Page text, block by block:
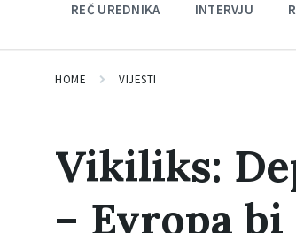
REČ UREDNIKA INTERVJU
HOME VIJESTI
Vikiliks:
– Evropa